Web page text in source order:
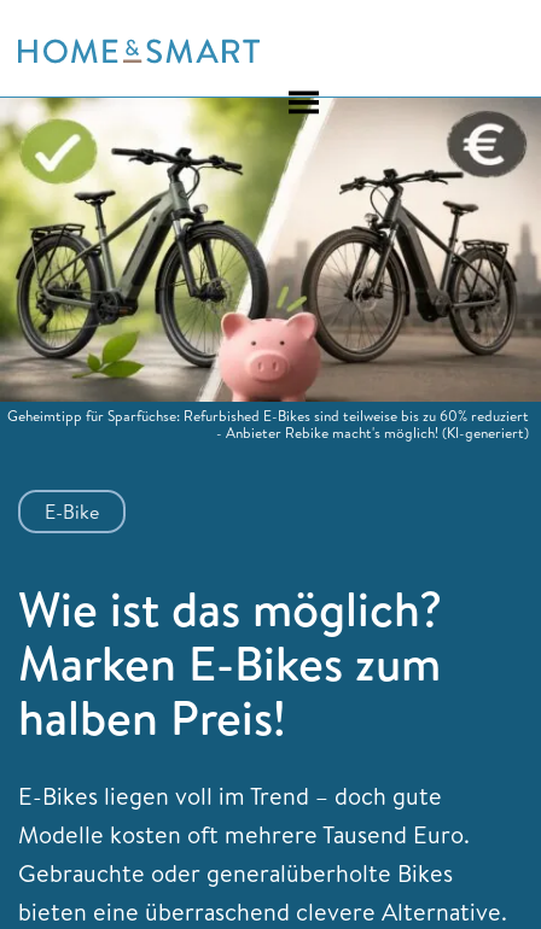
to
E-Bike
Wie ist das möglich?
Marken E-Bikes zum
halben Preis!
E-Bikes liegen voll im Trend – doch gute
Modelle kosten oft mehrere Tausend Euro.
Gebrauchte oder generalüberholte Bikes
bieten eine überraschend clevere Alternative.
Geheimtipp für Sparfüchse: Refurbished E-Bikes sind teilweise bis zu 60% reduziert
- Anbieter Rebike macht's möglich!(KI-generiert)